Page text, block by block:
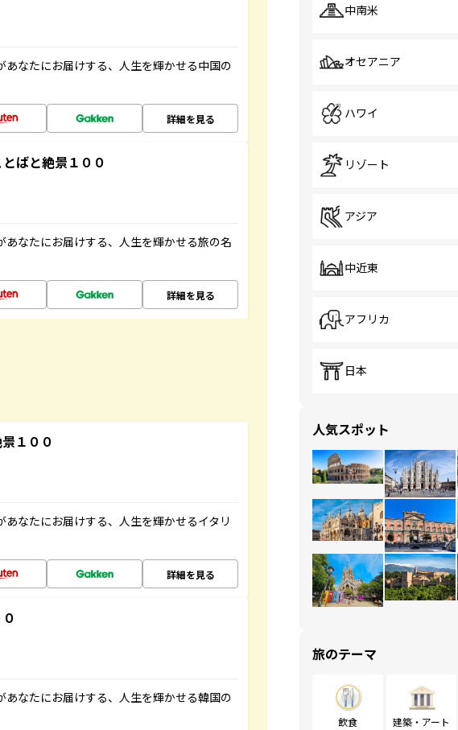
なたにお届けする、人生を輝かせる中国の
詳細を見る
ばと絶景１００
なたにお届けする、人生を輝かせる旅の名
詳細を見る
１００
なたにお届けする、人生を輝かせるイタリ
詳細を見る
なたにお届けする、人生を輝かせる韓国の
中南米
オセアニア
ハワイ
リゾート
アジア
中近東
アフリカ
日本
人気スポット
旅のテーマ
飲食 建築・アート